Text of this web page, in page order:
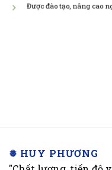
Được đào tạo, nâng cao
❅ HUY PHƯƠNG